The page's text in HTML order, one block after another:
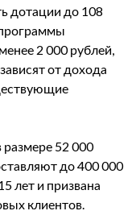
дотации до 108
2 000 рублей,
от дохода
52 000
до 400 000
лет и призвана
клиентов.